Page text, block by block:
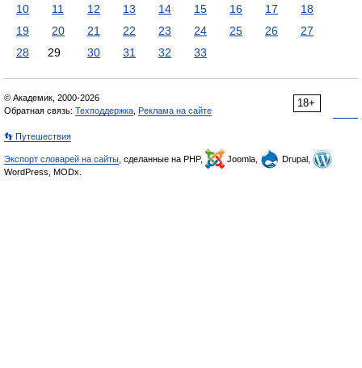
10
11 12 13 14 15 16 17
18
19
20 21 22 23 24 25 26
27
28
29 30 31 32 33
18+
© Академик, 2000-2026
Обратная связь: Техподдержка Реклама на сайте
👣 Путешествия
Экспорт словарей на сайты , сделанные на PHP, Joomla,
Drupal,
WordPress, MODx.